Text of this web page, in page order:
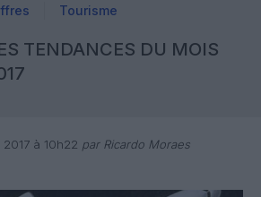
Tourisme
TENDANCES DU MOIS
à 10h22 par Ricardo Moraes